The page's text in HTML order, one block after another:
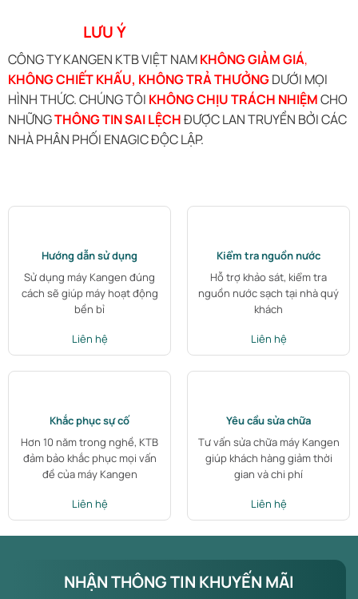
LƯU Ý
CÔNG TY KANGEN KTB VIỆT NAMKHÔNG GIẢM GIÁ,
KHÔNG CHIẾT KHẤU, KHÔNG TRẢ THƯỞNGDƯỚI MỌI
HÌNH THỨC. CHÚNG TÔI KHÔNG CHỊU TRÁCH NHIỆMCHO
NHỮNGTHÔNG TIN SAI LỆCHĐƯỢC LAN TRUYỀN BỞI CÁC
NHÀ PHÂN PHỐI ENAGIC ĐỘC LẬP.
Hướng dẫn sử dụng
Sử dụng máy Kangen đúng
cách sẽ giúp máy hoạt động
bền bỉ
Liên hệ
Kiểm tra nguồn nước
Hỗ trợ khảo sát, kiểm tra
nguồn nước sạch tại nhà quý
khách
Liên hệ
Khắc phục sự cố
Hơn 10 năm trong nghề, KTB
đảm bảo khắc phục mọi vấn
đề của máy Kangen
Liên hệ
Yêu cầu sửa chữa
Tư vấn sửa chữa máy Kangen
giúp khách hàng giảm thời
gian và chi phí
Liên hệ
NHẬN THÔNG TIN KHUYẾN MÃI